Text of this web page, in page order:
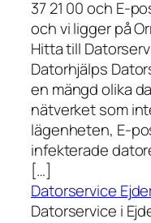
37 21 00 och E-
och vi ligger på
Hitta till
Datorhjälps
en mängd olika
nätverket som
lägenheten, E-
infekterade
[…]
Datorservice
Datorservice i